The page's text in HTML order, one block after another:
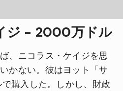
ジ - 2000万ドル
、ニコラス・ケイジを思
かない。彼はヨット「サ
購入した。しかし、財政